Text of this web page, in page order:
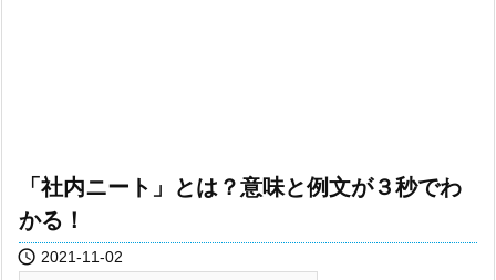
「社内ニート」とは？意味と例文が３秒でわ
かる！
 2021-11-02